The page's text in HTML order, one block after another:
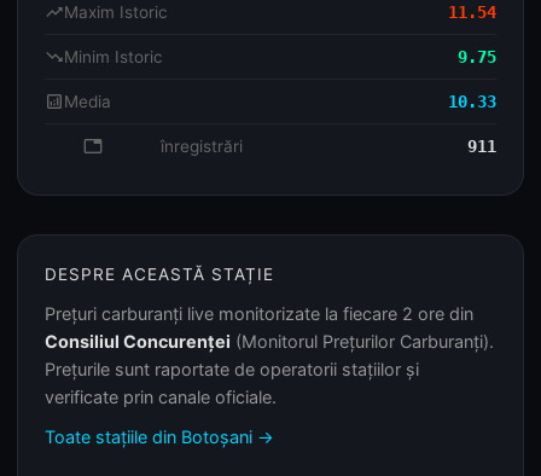
trending_upMaxim Istoric 11.54
trending_downMinim Istoric 9.75
analyticsMedia 10.33
database înregistrări 911
DESPRE ACEASTĂ STAȚIE
Prețuri carburanți live monitorizate la fiecare 2 ore din
Consiliul Concurenței (Monitorul Prețurilor Carburanți).
Prețurile sunt raportate de operatorii stațiilor și
verificate prin canale oficiale.
Toate stațiile din Botoșani →